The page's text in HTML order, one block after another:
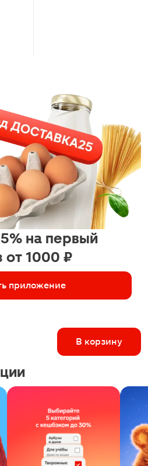
на первый
от 1000 ₽
приложение
В корзину